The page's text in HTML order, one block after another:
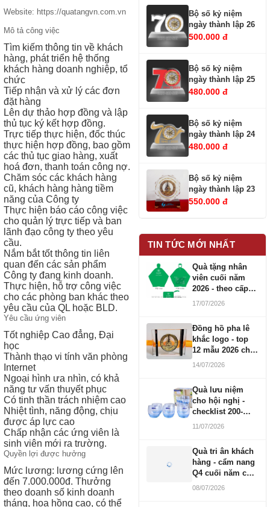
Website: https://quatangvn.com.vn
Mô tả công việc
Tìm kiếm thông tin về khách
hàng, phát triển hệ thống
khách hàng doanh nghiệp, tổ
chức
Tiếp nhận và xử lý các đơn
đặt hàng
Lên dự thảo hợp đồng và lập
thủ tục ký kết hợp đồng.
Trực tiếp thực hiện, đốc thúc
thực hiện hợp đồng, bao gồm
các thủ tục giao hàng, xuất
hoá đơn, thanh toán công nợ.
Chăm sóc các khách hàng
cũ, khách hàng hàng tiềm
năng của Công ty
Thực hiện báo cáo công việc
cho quản lý trực tiếp và ban
lãnh đạo công ty theo yêu
cầu.
Nắm bắt tốt thông tin liên
quan đến các sản phẩm
Công ty đang kinh doanh.
Thực hiện, hỗ trợ công việc
cho các phòng ban khác theo
yêu cầu của QL hoặc BLD.
Yêu cầu ứng viên
Tốt nghiệp Cao đẳng, Đại
học
Thành thạo vi tính văn phòng
Internet
Ngoại hình ưa nhìn, có khả
năng tư vấn thuyết phục
Có tinh thần trách nhiệm cao
Nhiệt tình, năng động, chịu
được áp lực cao
Chấp nhận các ứng viên là
sinh viên mới ra trường.
Quyền lợi được hưởng
Mức lương: lương cứng lên
đến 7.000.000đ. Thưởng
theo doanh số kinh doanh
tháng, hoa hồng cao, có thể
Bộ số kỷ niệm
ngày thành lập 26
500.000 đ
Bộ số kỷ niệm
ngày thành lập 25
480.000 đ
Bộ số kỷ niệm
ngày thành lập 24
480.000 đ
Bộ số kỷ niệm
ngày thành lập 23
550.000 đ
TIN TỨC MỚI NHẤT
Quà tặng nhân
viên cuối năm
2026 - theo cấp
bậc CBNV
17/07/2026
Đồng hồ pha lê
khắc logo - top
12 mẫu 2026 cho
doanh nghiệp
14/07/2026
Quà lưu niệm
cho hội nghị -
checklist 200-
1000 người
11/07/2026
Quà tri ân khách
hàng - cẩm nang
Q4 cuối năm cho
doanh nghiệp
08/07/2026